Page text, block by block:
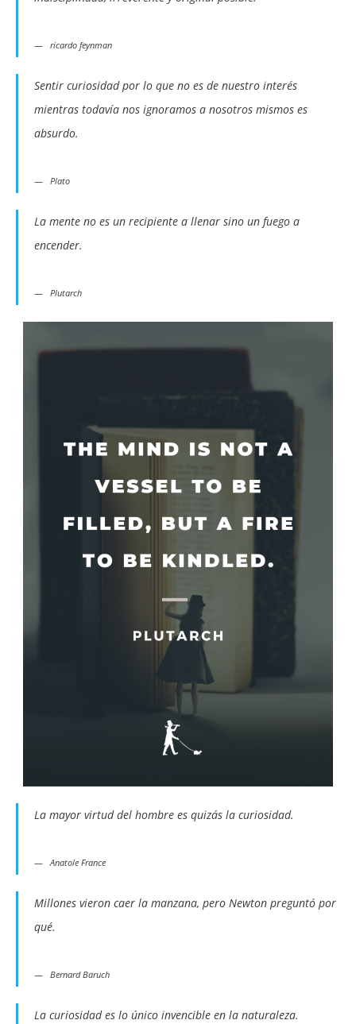
ricardo feynman
Sentir curiosidad por lo que no es de nuestro interés
mientras todavía nos ignoramos a nosotros mismos es
absurdo.
Plato
La mente no es un recipiente a llenar sino un fuego a
encender.
Plutarch
La mayor virtud del hombre es quizás la curiosidad.
Anatole France
Millones vieron caer la manzana, pero Newton preguntó por
qué.
Bernard Baruch
La curiosidad es lo único invencible en la naturaleza.